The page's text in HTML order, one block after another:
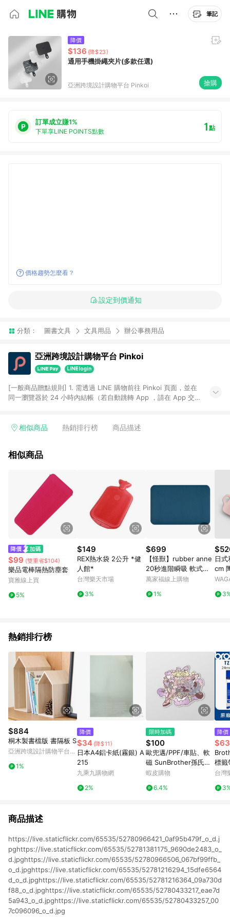
筆記
降價
$136 (降$23)
通用手機掛繩夾片(多款任選)
亞洲跨境設計購物平台 Pinkoi 搶購
訂單成立賺1%
下單享LINE POINTS點數 1點
價格趨勢怎麼看？
設定到價通知
分類： 圖書文具 文具用品 辦公事務用品
亞洲跨境設計購物平台 Pinkoi
[一般商品贈點規則] 1. 需透過 LINE 購物前往 Pinkoi 頁面，並在
同一瀏覽器於 24 小時內結帳（若自動跳轉 App ，請在 App 交
回饋訂單不得享有 Pinkoi 站方優惠，例如首購優惠，P coins，
行為，不具贈點資格，部分退款不在此限。 6. APP 請更新至
貨後 45 天後發送。 8. 群眾募資商品，禮物卡，開館保證金，補
運費，攤位費等不具贈點資格。 9. LINE 購物站上之商品規格、
顏色、價位、贈品如與 Pinkoi 商品資訊頁及購物車不符，以
Pinkoi 購物商品資訊頁及購物車標示為準。 10. 點數紅包使用規
則請以點數紅包活動說明為準。 11. 若於 LINE 購物前往 Pinkoi
頁面後才首次下載 Pinkoi APP 並完成訂單，不符合導購資格；承
上，首次下載 Pinkoi APP 後，需透過 LINE 購物前往 Pinkoi 頁
面，方享導購資格。
相似商品 熱銷排行榜 商品描述
相似商品
$99 (雙重省$104)
樂品電棒隔熱防塵套
寶雅線上買
5%
$149
REX熱水袋 2公升 *健
人館*
台灣樂天市場
3%
$699
【怪獸】rubber anne
20秒進階瞬吸 軟式珪
藻土吸水地墊 (66x44
萬家福線上購物
1%
日
cm
紅｜
熱銷排行榜
$884
桐木製書檔版 書隔板 S
亞洲跨境設計購物平台
1%
降價
$34 (降$11)
日本A4鋁卡紙(霧銀) A
215
九乘九購物網
2%
限時加碼
$100
歐兜邁/PPF/車貼、軟
磁 SunBrother孫氏兄
弟 3M 反光貼紙 防水
貼
蝦皮購物
6.4%
降價
標籤
字 )
台灣
商品描述
https://live.staticflickr.com/65535/52780966421_0af95b479f_o_d.j
pghttps://live.staticflickr.com/65535/52781381175_9690de2483_o_
d.jpghttps://live.staticflickr.com/65535/52780966506_067bf99ffb_
o_d.jpghttps://live.staticflickr.com/65535/52781216294_15dfe6564
d_o_d.jpghttps://live.staticflickr.com/65535/52781216364_09a730d
f88_o_d.jpghttps://live.staticflickr.com/65535/52780433217_eae7d
5a943_o_d.jpghttps://live.staticflickr.com/65535/52780433257_00
7c096096_o_d.jpg